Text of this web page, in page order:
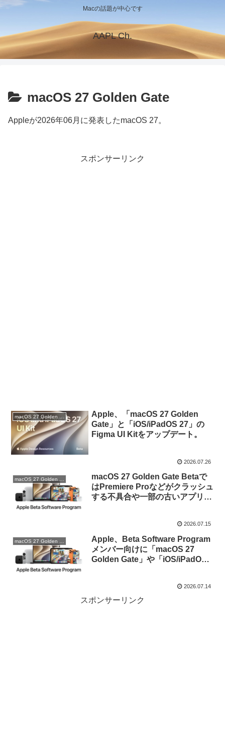
Macの話題が中心です
AAPL Ch.
macOS 27 Golden Gate
Appleが2026年06月に発表したmacOS 27。
スポンサーリンク
Apple、「macOS 27 Golden
Gate」と「iOS/iPadOS 27」の
Figma UI Kitをアップデート。
2026.07.26
macOS 27 Golden Gate Betaで
はPremiere Proなどがクラッシュ
する不具合や一部の古いアプリで
2026.07.15
macOS 27 Golden Gate
Apple、Beta Software Program
メンバー向けに「macOS 27
Golden Gate」や「iOS/iPadOS
2026.07.14
スポンサーリンク